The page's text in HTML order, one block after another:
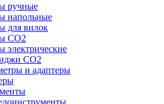
ручные
напольные
для вилок
CO2
электрические
CO2
и адаптеры